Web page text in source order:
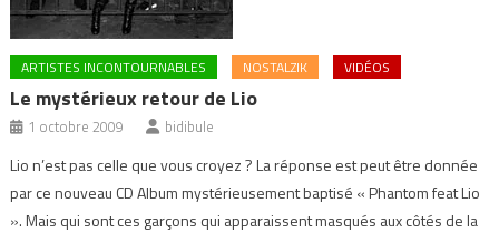
ARTISTES INCONTOURNABLES NOSTALZIK VIDÉOS
Le mystérieux retour de Lio
1 octobre 2009 bidibule
Lio n’est pas celle que vous croyez ? La réponse est peut être donnée
par ce nouveau CD Album mystérieusement baptisé « Phantom feat Lio
». Mais qui sont ces garçons qui apparaissent masqués aux côtés de la